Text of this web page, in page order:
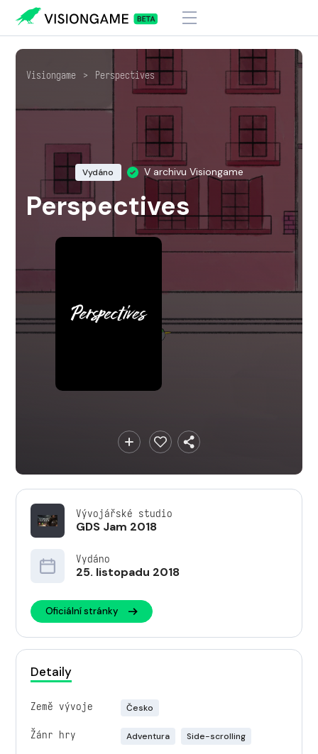
Visiongame > Perspectives
Vydáno V archivu Visiongame
Perspectives
Vývojářské studio
GDS Jam 2018
Vydáno
25. listopadu 2018
Oficiální stránky
Detaily
Země vývoje Česko
Žánr hry Adventura Side-scrolling